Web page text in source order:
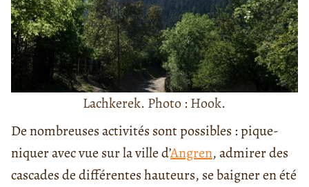
Lachkerek. Photo : Hook.
De nombreuses activités sont possibles : pique-
niquer avec vue sur la ville d’Angren, admirer des
cascades de différentes hauteurs, se baigner en été